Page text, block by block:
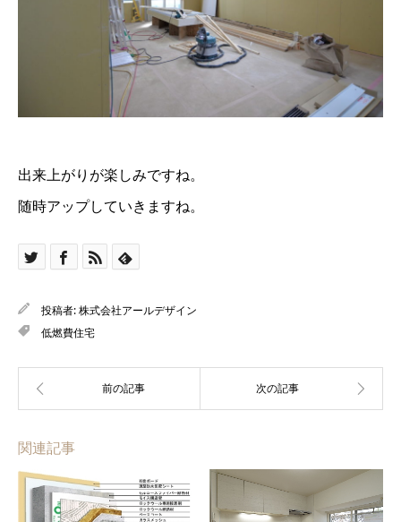
出来上がりが楽しみですね。
随時アップしていきますね。
投稿者:株式会社アールデザイン
低燃費住宅
関連記事